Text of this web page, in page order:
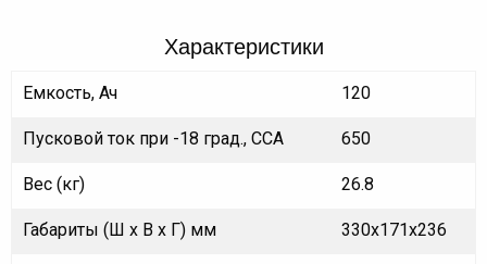
Характеристики
Емкость, Ач 120
Пусковой ток при -18 град., ССА 650
Вес (кг) 26.8
Габариты (Ш х В х Г) мм 330х171х236